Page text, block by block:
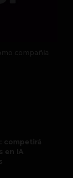
compañía
competirá
en IA